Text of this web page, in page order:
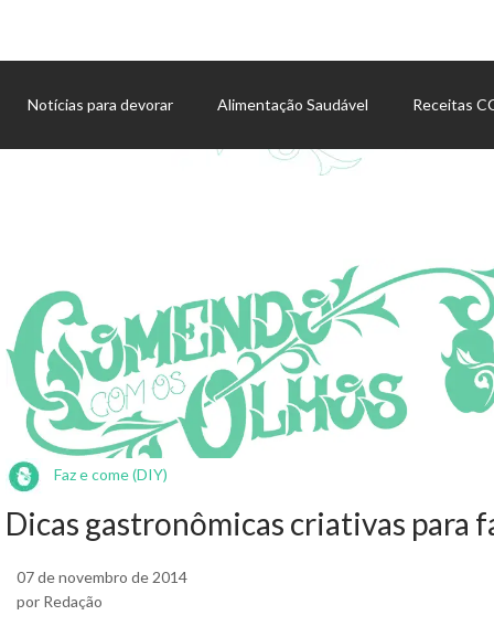
Notícias para devorar Alimentação Saudável Receitas
Faz e come (DIY)
Dicas gastronômicas criativas para
07 de novembro de 2014
por Redação